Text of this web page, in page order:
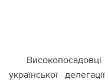
української